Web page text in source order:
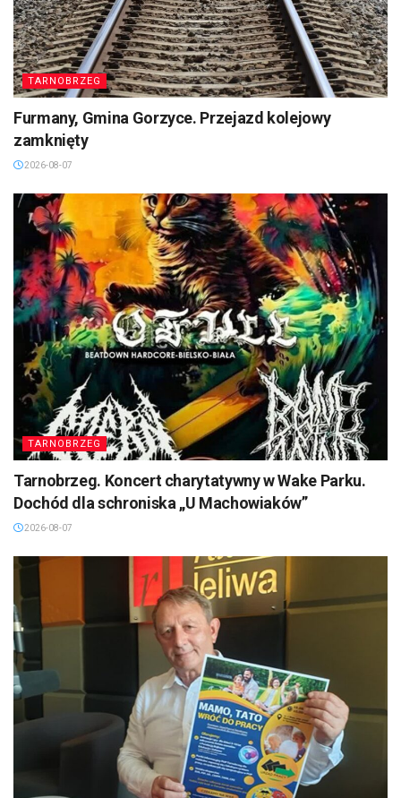
TARNOBRZEG
Furmany, Gmina Gorzyce. Przejazd kolejowy
zamknięty
2026-08-07
TARNOBRZEG
Tarnobrzeg. Koncert charytatywny w Wake Parku.
Dochód dla schroniska „U Machowiaków”
2026-08-07